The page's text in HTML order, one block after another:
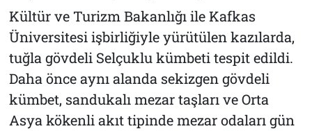
Kültür ve Turizm Bakanlığı ile Kafkas
Üniversitesi işbirliğiyle yürütülen kazılarda,
tuğla gövdeli Selçuklu kümbeti tespit edildi.
Daha önce aynı alanda sekizgen gövdeli
kümbet, sandukalı mezar taşları ve Orta
Asya kökenli akıt tipinde mezar odaları gün